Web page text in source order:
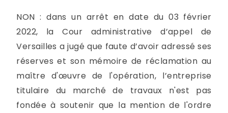
NON : dans un arrêt en date du 03 février
2022, la Cour administrative d’appel de
Versailles a jugé que faute d’avoir adressé ses
réserves et son mémoire de réclamation au
maître d'œuvre de l'opération, l’entreprise
titulaire du marché de travaux n'est pas
fondée à soutenir que la mention de l'ordre